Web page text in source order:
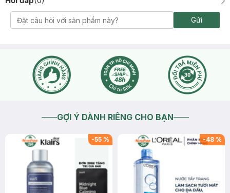
Gửi
GỢI Ý DÀNH RIÊNG CHO BẠN
-55 % -48 %